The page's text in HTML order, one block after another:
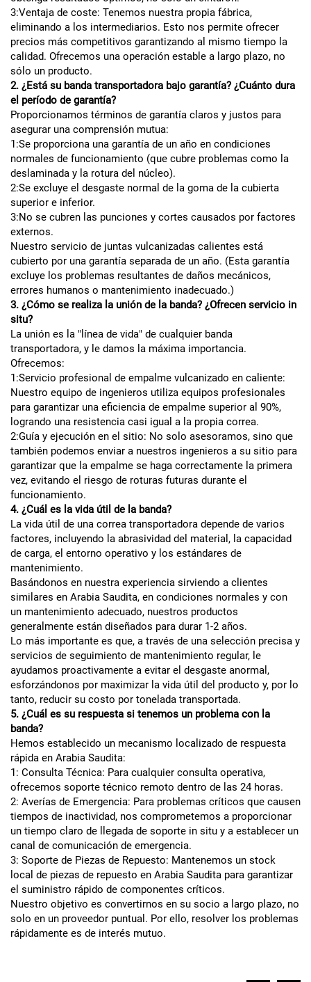
3:Ventaja de coste: Tenemos nuestra propia fábrica,
eliminando a los intermediarios. Esto nos permite ofrecer
precios más competitivos garantizando al mismo tiempo la
calidad. Ofrecemos una operación estable a largo plazo, no
sólo un producto.
2. ¿Está su banda transportadora bajo garantía? ¿Cuánto dura
el período de garantía?
Proporcionamos términos de garantía claros y justos para
asegurar una comprensión mutua:
1:Se proporciona una garantía de un año en condiciones
normales de funcionamiento (que cubre problemas como la
deslaminada y la rotura del núcleo).
2:Se excluye el desgaste normal de la goma de la cubierta
superior e inferior.
3:No se cubren las punciones y cortes causados por factores
externos.
Nuestro servicio de juntas vulcanizadas calientes está
cubierto por una garantía separada de un año. (Esta garantía
excluye los problemas resultantes de daños mecánicos,
errores humanos o mantenimiento inadecuado.)
3. ¿Cómo se realiza la unión de la banda? ¿Ofrecen servicio in
situ?
La unión es la "línea de vida" de cualquier banda
transportadora, y le damos la máxima importancia.
Ofrecemos:
1:Servicio profesional de empalme vulcanizado en caliente:
Nuestro equipo de ingenieros utiliza equipos profesionales
para garantizar una eficiencia de empalme superior al 90%,
logrando una resistencia casi igual a la propia correa.
2:Guía y ejecución en el sitio: No solo asesoramos, sino que
también podemos enviar a nuestros ingenieros a su sitio para
garantizar que la empalme se haga correctamente la primera
vez, evitando el riesgo de roturas futuras durante el
funcionamiento.
4. ¿Cuál es la vida útil de la banda?
La vida útil de una correa transportadora depende de varios
factores, incluyendo la abrasividad del material, la capacidad
de carga, el entorno operativo y los estándares de
mantenimiento.
Basándonos en nuestra experiencia sirviendo a clientes
similares en Arabia Saudita, en condiciones normales y con
un mantenimiento adecuado, nuestros productos
generalmente están diseñados para durar 1-2 años.
Lo más importante es que, a través de una selección precisa y
servicios de seguimiento de mantenimiento regular, le
ayudamos proactivamente a evitar el desgaste anormal,
esforzándonos por maximizar la vida útil del producto y, por lo
tanto, reducir su costo por tonelada transportada.
5. ¿Cuál es su respuesta si tenemos un problema con la
banda?
Hemos establecido un mecanismo localizado de respuesta
rápida en Arabia Saudita:
1: Consulta Técnica: Para cualquier consulta operativa,
ofrecemos soporte técnico remoto dentro de las 24 horas.
2: Averías de Emergencia: Para problemas críticos que causen
tiempos de inactividad, nos comprometemos a proporcionar
un tiempo claro de llegada de soporte in situ y a establecer un
canal de comunicación de emergencia.
3: Soporte de Piezas de Repuesto: Mantenemos un stock
local de piezas de repuesto en Arabia Saudita para garantizar
el suministro rápido de componentes críticos.
Nuestro objetivo es convertirnos en su socio a largo plazo, no
solo en un proveedor puntual. Por ello, resolver los problemas
rápidamente es de interés mutuo.